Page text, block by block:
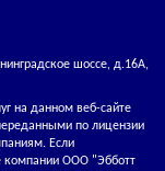
шоссе, д.16А,
на данном веб-сайте
по лицензии
Если
компании ООО "Эбботт